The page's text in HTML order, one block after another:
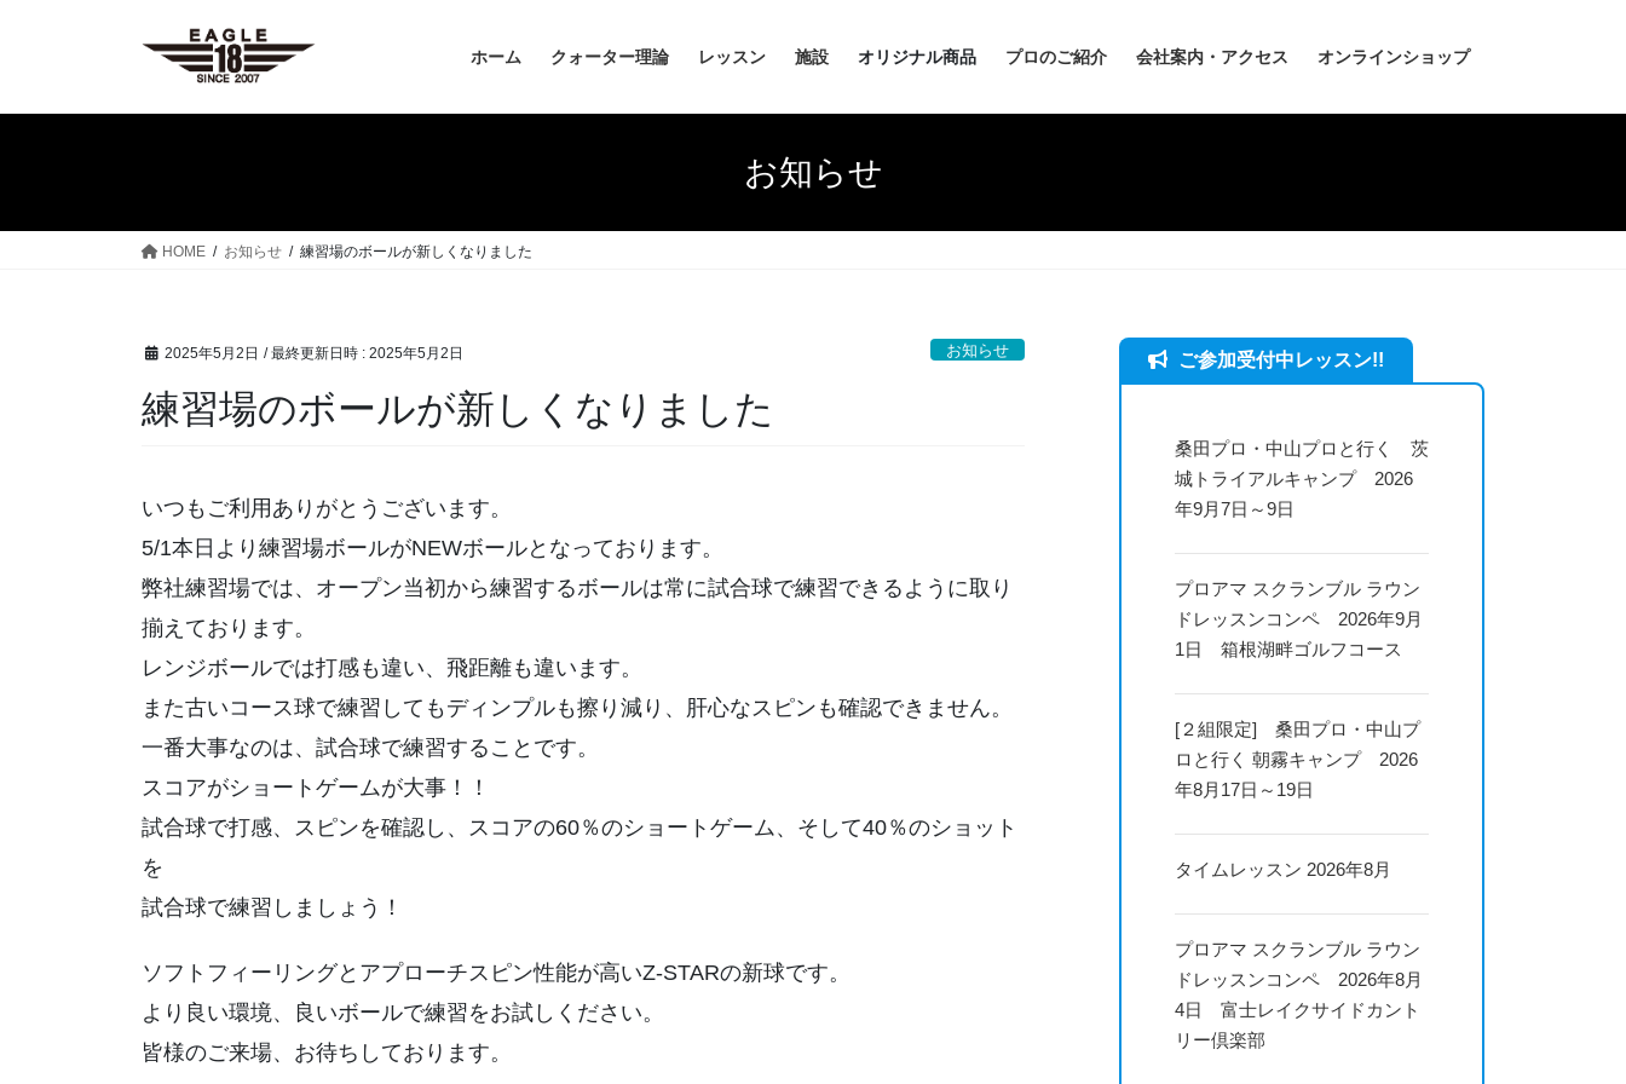
ホーム クォーター理論 レッスン 施設 オリジナル商品 プロのご紹介 会社案内・アクセス オンラインショップ
お知らせ
HOME お知らせ 練習場のボールが新しくなりました
2025年5月2日 / 最終更新日時 : 2025年5月2日 お知らせ
練習場のボールが新しくなりました
いつもご利用ありがとうございます。
5/1本日より練習場ボールがNEWボールとなっております。
弊社練習場では、オープン当初から練習するボールは常に試合球で練習できるように取り
揃えております。
レンジボールでは打感も違い、飛距離も違います。
また古いコース球で練習してもディンプルも擦り減り、肝心なスピンも確認できません。
一番大事なのは、試合球で練習することです。
スコアがショートゲームが大事！！
試合球で打感、スピンを確認し、スコアの60％のショートゲーム、そして40％のショット
を
試合球で練習しましょう！
ソフトフィーリングとアプローチスピン性能が高いZ-STARの新球です。
より良い環境、良いボールで練習をお試しください。
皆様のご来場、お待ちしております。
ご参加受付中レッスン!!
桑田プロ・中山プロと行く 茨
城トライアルキャンプ 2026
年9月7日～9日
プロアマ スクランブル ラウン
ドレッスンコンペ 2026年9月
1日 箱根湖畔ゴルフコース
[２組限定] 桑田プロ・中山プ
ロと行く 朝霧キャンプ 2026
年8月17日～19日
タイムレッスン 2026年8月
プロアマ スクランブル ラウン
ドレッスンコンペ 2026年8月
4日 富士レイクサイドカント
リー倶楽部